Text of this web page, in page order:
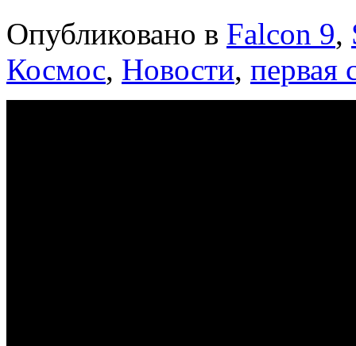
Опубликовано в Falcon 9,
Космос, Новости, первая